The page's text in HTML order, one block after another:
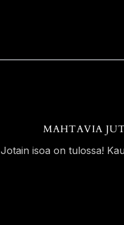
MAHTAVIA
Jotain isoa on tulossa!